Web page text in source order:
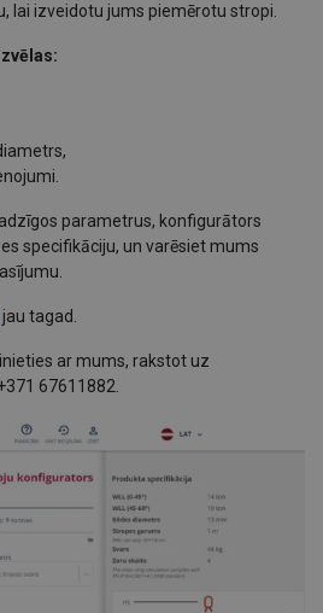
lai izveidotu jums piemērotu stropi.
parametrus, konfigurātors
specifikāciju, un varēsiet mums
jau tagad.
ar mums, rakstot uz
67611882.